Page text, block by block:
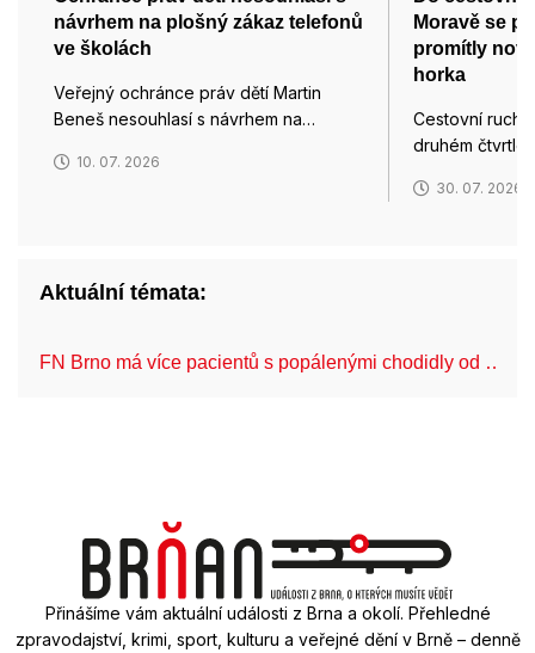
návrhem na plošný zákaz telefonů
ve školách
Veřejný ochránce práv dětí Martin
Beneš nesouhlasí s návrhem na…
10. 07. 2026
Moravě se
promítly
horka
Cestovní ruch
druhém
30. 07. 2026
Aktuální témata:
FN Brno má více pacientů s popálenými chodidly od …
Přinášíme vám aktuální události z Brna a okolí. Přehledné
zpravodajství, krimi, sport, kulturu a veřejné dění v Brně – denně